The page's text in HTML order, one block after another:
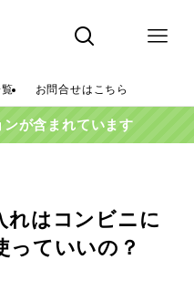
お問合せはこちら
が含まれています
れはコンビニに
っていいの？